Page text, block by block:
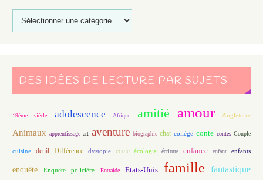
DES IDÉES DE LECTURE PAR SUJETS
19ème siècle adolescence Afrique amitié amour Angleterre
Animaux apprentissage art aventure biographie chat collège conte contes Couple
cuisine deuil Différence dystopie école écologie écriture enfance enfant enfants
enquête Enquête policière Entraide Etats-Unis famille fantastique